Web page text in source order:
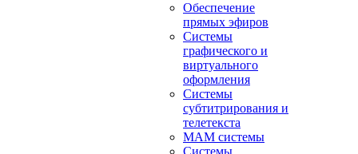
Обеспечение
прямых эфиров
Системы
графического и
виртуального
оформления
Системы
субтитрирования и
телетекста
MAM системы
Системы